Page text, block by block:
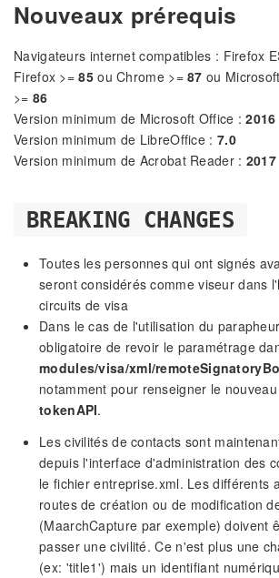
Nouveaux prérequis
Navigateurs internet compatibles : Firefox
Firefox >=85ou Chrome >=87 ou
>= 86
Version minimum de Microsoft Office :2016
Version minimum de LibreOffice : 7.0
Version minimum de Acrobat Reader : 2017
BREAKING CHANGES
Toutes les personnes qui ont signés
seront considérés comme viseur dans
circuits de visa
Dans le cas de l'utilisation du
obligatoire de revoir le paramétrage
modules/visa/xml/
notamment pour renseigner le
tokenAPI.
Les civilités de contacts sont
depuis l'interface d'administration des
le fichier entreprise.xml. Les différents
routes de création ou de modification
(MaarchCapture par exemple) doivent
passer une civilité. Ce n'est plus une
(ex: 'title1') mais un identifiant